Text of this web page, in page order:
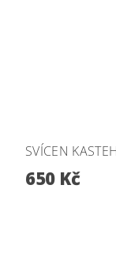
SVÍCEN
650 Kč